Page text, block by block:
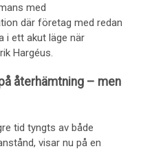
med
där företag med redan
i ett akut läge när
Hargéus.
återhämtning – men
tid tyngts av både
visar nu på en